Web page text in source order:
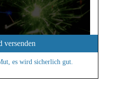
versenden
es wird sicherlich gut.